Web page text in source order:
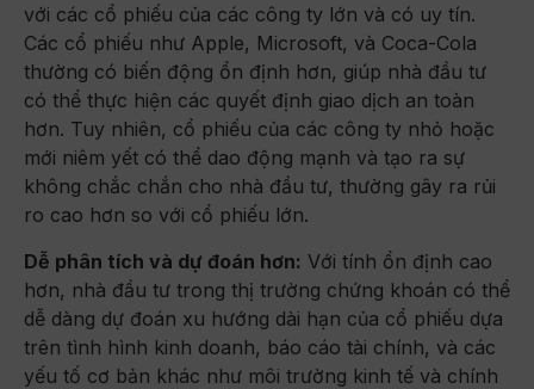
với các cổ phiếu của các công ty lớn và có uy tín.
Các cổ phiếu như Apple, Microsoft, và Coca-Cola
thường có biến động ổn định hơn, giúp nhà đầu tư
có thể thực hiện các quyết định giao dịch an toàn
hơn. Tuy nhiên, cổ phiếu của các công ty nhỏ hoặc
mới niêm yết có thể dao động mạnh và tạo ra sự
không chắc chắn cho nhà đầu tư, thường gây ra rủi
ro cao hơn so với cổ phiếu lớn.
Dễ phân tích và dự đoán hơn: Với tính ổn định cao
hơn, nhà đầu tư trong thị trường chứng khoán có thể
dễ dàng dự đoán xu hướng dài hạn của cổ phiếu dựa
trên tình hình kinh doanh, báo cáo tài chính, và các
yếu tố cơ bản khác như môi trường kinh tế và chính